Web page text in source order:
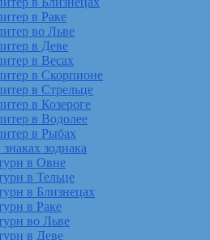
в Раке
во Льве
в Деве
в Весах
в Скорпионе
в Стрельце
в Козероге
в Водолее
в Рыбах
зодиака
в Овне
в Тельце
в Близнецах
в Раке
во Льве
в Деве